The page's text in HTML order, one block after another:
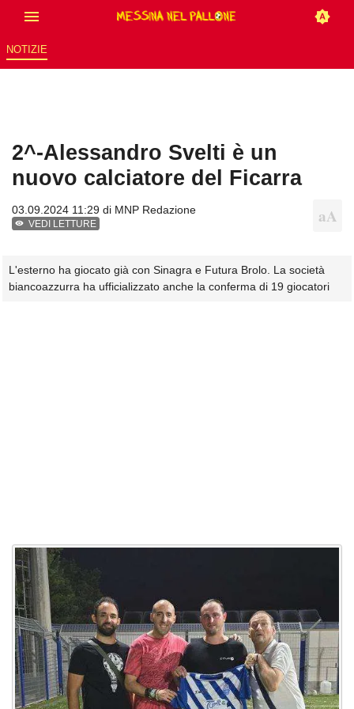
NOTIZIE
2^-Alessandro Svelti è un
nuovo calciatore del Ficarra
03.09.2024 11:29 di MNP Redazione
VEDI LETTURE
L'esterno ha giocato già con Sinagra e Futura Brolo. La società
biancoazzurra ha ufficializzato anche la conferma di 19 giocatori